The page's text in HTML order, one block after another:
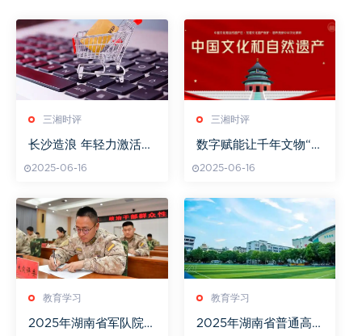
三湘时评
长沙造浪 年轻力激活消
2025-06-16
三湘时评
数字赋能让千年文物“开
2025-06-16
教育学习
2025年湖南省军队院
教育学习
2025年湖南省普通高